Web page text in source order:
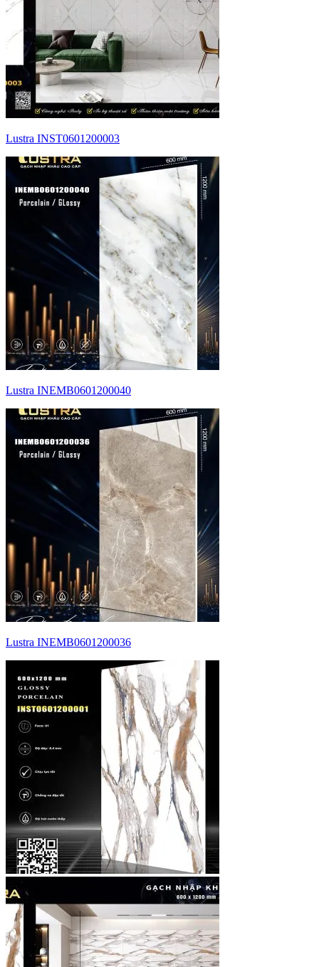
Lustra INST0601200003
Lustra INEMB0601200040
Lustra INEMB0601200036